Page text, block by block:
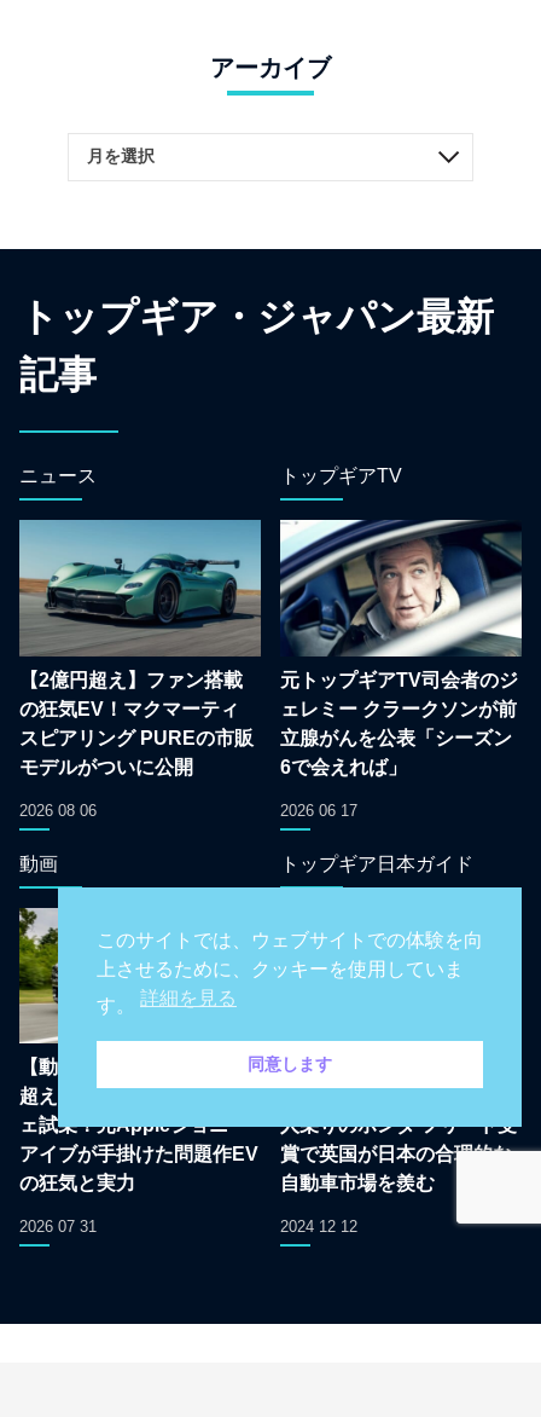
アーカイブ
トップギア・ジャパン最新
記事
ニュース
【2億円超え】ファン搭載
の狂気EV！マクマーティ
スピアリング PUREの市販
モデルがついに公開
2026 08 06
トップギアTV
元トップギアTV司会者のジ
ェレミー クラークソンが前
立腺がんを公表「シーズン
6で会えれば」
2026 06 17
動画
【動画あり：価格は1億円
超え？】フェラーリ ルーチ
ェ試乗！元Appleジョニー
アイブが手掛けた問題作EV
の狂気と実力
2026 07 31
トップギア日本ガイド
日本のカーオブザイヤーは
人乗りのホンダ フリード受
賞で英国が日本の合理的な
自動車市場を羨む
2024 12 12
このサイトでは、ウェブサイトでの体験を向
上させるために、クッキーを使用していま
す。 詳細を見る
同意します